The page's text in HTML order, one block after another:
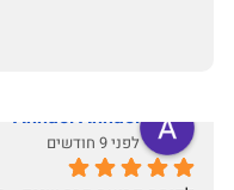
Annael Annael
לפני 9 חודשים